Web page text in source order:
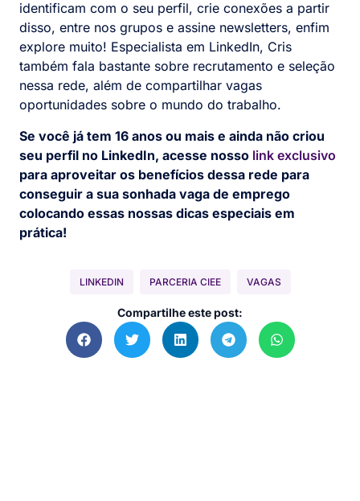
identificam com o seu perfil, crie conexões a partir
disso, entre nos grupos e assine newsletters, enfim
explore muito! Especialista em LinkedIn, Cris
também fala bastante sobre recrutamento e seleção
nessa rede, além de compartilhar vagas
oportunidades sobre o mundo do trabalho.
Se você já tem 16 anos ou mais e ainda não criou
seu perfil no LinkedIn, acesse nosso link exclusivo
para aproveitar os benefícios dessa rede para
conseguir a sua sonhada vaga de emprego
colocando essas nossas dicas especiais em
prática!
LINKEDIN PARCERIA CIEE VAGAS
Compartilhe este post: